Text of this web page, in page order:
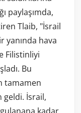
paylaşımda,
Tlaib, "İsrail
hava
Filistinliyi
Bu
tamamen
geldi. İsrail,